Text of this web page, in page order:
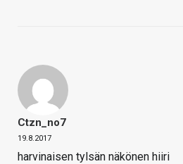
Ctzn_no7
19.8.2017
harvinaisen tylsän näkönen hiiri